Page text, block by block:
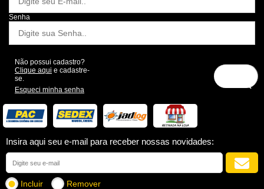
Senha
Não possui cadastro?
Clique aqui e cadastre-
se.
Esqueci minha senha
Insira aqui seu e-mail para receber nossas novidades:
Incluir Remover